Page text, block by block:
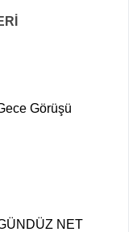
Görüşü
NET